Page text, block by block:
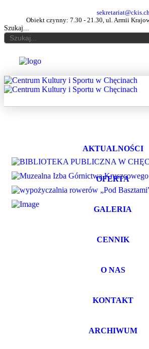
Obiekt czynny: 7.30 - 21.30, ul. Armii
Szukaj...
AKTUALNOŚCI
OFERTA
GALERIA
CENNIK
O NAS
KONTAKT
ARCHIWUM